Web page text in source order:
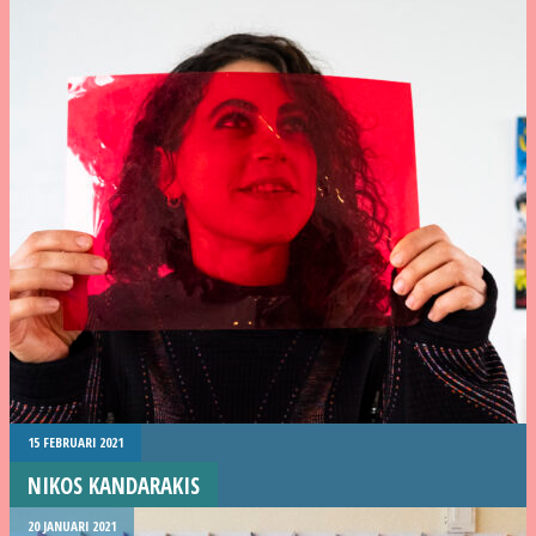
15 FEBRUARI 2021
NIKOS KANDARAKIS
20 JANUARI 2021